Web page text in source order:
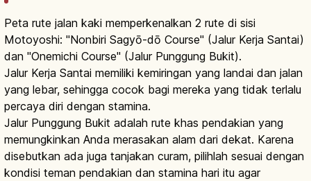
Peta rute jalan kaki memperkenalkan 2 rute di sisi
Motoyoshi: "Nonbiri Sagyō-dō Course" (Jalur Kerja Santai)
dan "Onemichi Course" (Jalur Punggung Bukit).
Jalur Kerja Santai memiliki kemiringan yang landai dan jalan
yang lebar, sehingga cocok bagi mereka yang tidak terlalu
percaya diri dengan stamina.
Jalur Punggung Bukit adalah rute khas pendakian yang
memungkinkan Anda merasakan alam dari dekat. Karena
disebutkan ada juga tanjakan curam, pilihlah sesuai dengan
kondisi teman pendakian dan stamina hari itu agar